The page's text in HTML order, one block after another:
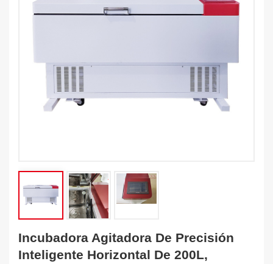
Incubadora Agitadora De Precisión
Inteligente Horizontal De 200L,